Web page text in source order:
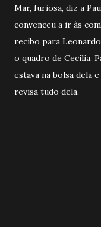
Mar, furiosa, diz a
convenceu a ir às
recibo para
o quadro de Cecília.
estava na bolsa dela
revisa tudo dela.